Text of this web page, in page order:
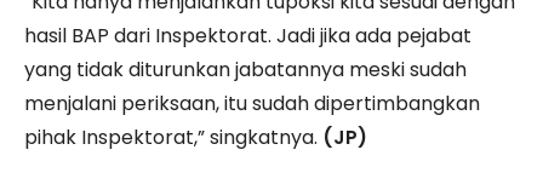
hasil BAP dari Inspektorat. Jadi jika ada pejabat
yang tidak diturunkan jabatannya meski sudah
menjalani periksaan, itu sudah dipertimbangkan
pihak Inspektorat,” singkatnya. (JP)